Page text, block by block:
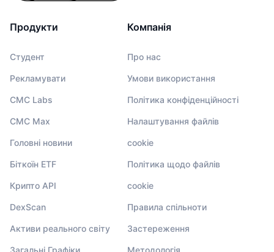
Продукти
Студент
Рекламувати
CMC Labs
CMC Max
Головні новини
Біткоїн ETF
Крипто API
DexScan
Активи реального світу
Загальні Графіки
Компанія
Про нас
Умови використання
Політика конфіденційності
Налаштування файлів
cookie
Політика щодо файлів
cookie
Правила спільноти
Застереження
Методологія